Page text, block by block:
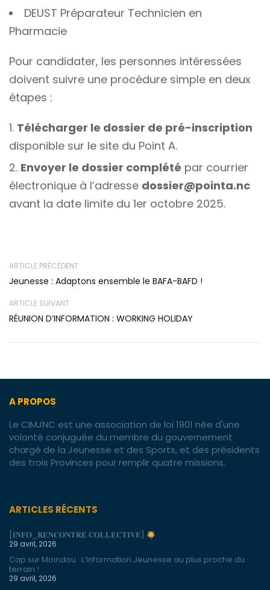
DEUST Préparateur Technicien en
Pharmacie
Pour candidater, les personnes intéressées
doivent suivre une procédure simple en deux
étapes :
Télécharger le dossier de pré-inscription
disponible sur le site du Point A.
Envoyer le dossier complété par courrier
électronique à l’adresse dossier@pointa.nc
avant la date limite du 1er octobre 2025.
ARTICLE PRÉCÉDENT
Jeunesse : Adaptons ensemble le BAFA-BAFD !
ARTICLE SUIVANT
RÉUNION D’INFORMATION : WORKING HOLIDAY
A PROPOS
Le CIMJNC est une association de loi 1901 née d'une
volonté conjuguée du membre du gouvernement
chargé de la Jeunesse et des Sports, et des présidents
des trois Provinces pour remplir quatre missions.
ARTICLES RÉCENTS
[𝐈𝐍𝐅𝐎_𝐑𝐄𝐍𝐂𝐎𝐍𝐓𝐑𝐄 𝐂𝐎𝐋𝐋𝐄𝐂𝐓𝐈𝐕𝐄]
29 avril, 2026
Cap sur Moindou : L’Information Jeunesse au plus proche du
terrain !
29 avril, 2026